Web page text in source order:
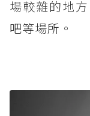
場較雜的地
吧等場所。